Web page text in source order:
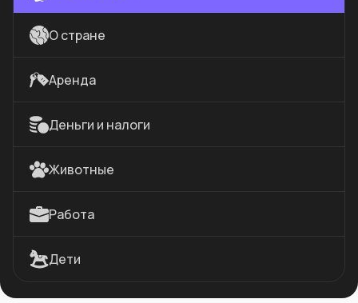
О стране
Аренда
Деньги и налоги
Животные
Работа
Дети